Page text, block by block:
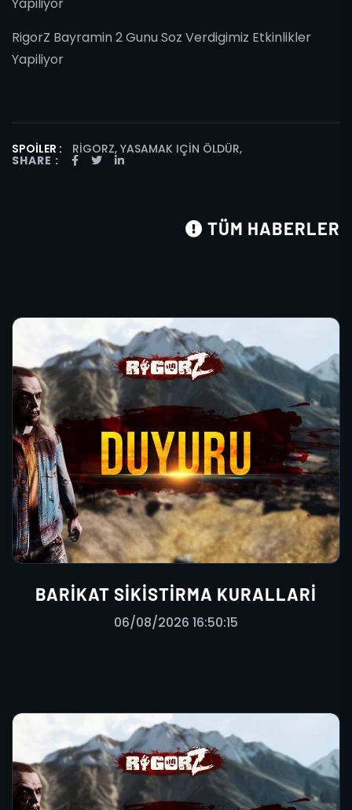
RigorZ Bayramin 2 Gunu Soz Verdigimiz Etkinlikler
Yapiliyor
SPOILER : RIGORZ, YASAMAK IÇIN ÖLDÜR,
SHARE :
TÜM HABERLER
BARIKAT SIKISTIRMA KURALLARI
06/08/2026 16:50:15